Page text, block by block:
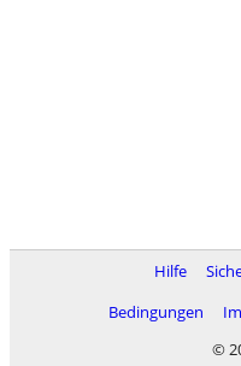
Hilfe
Bedingungen
©